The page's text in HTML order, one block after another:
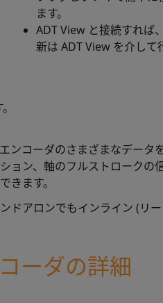
ます。
ADT View と接続すれば
新は ADT View を介して
コーダのさまざまなデータ
ョン、軸のフルストロークの
きます。
ドアロンでもインライン (リ
ーダの詳細